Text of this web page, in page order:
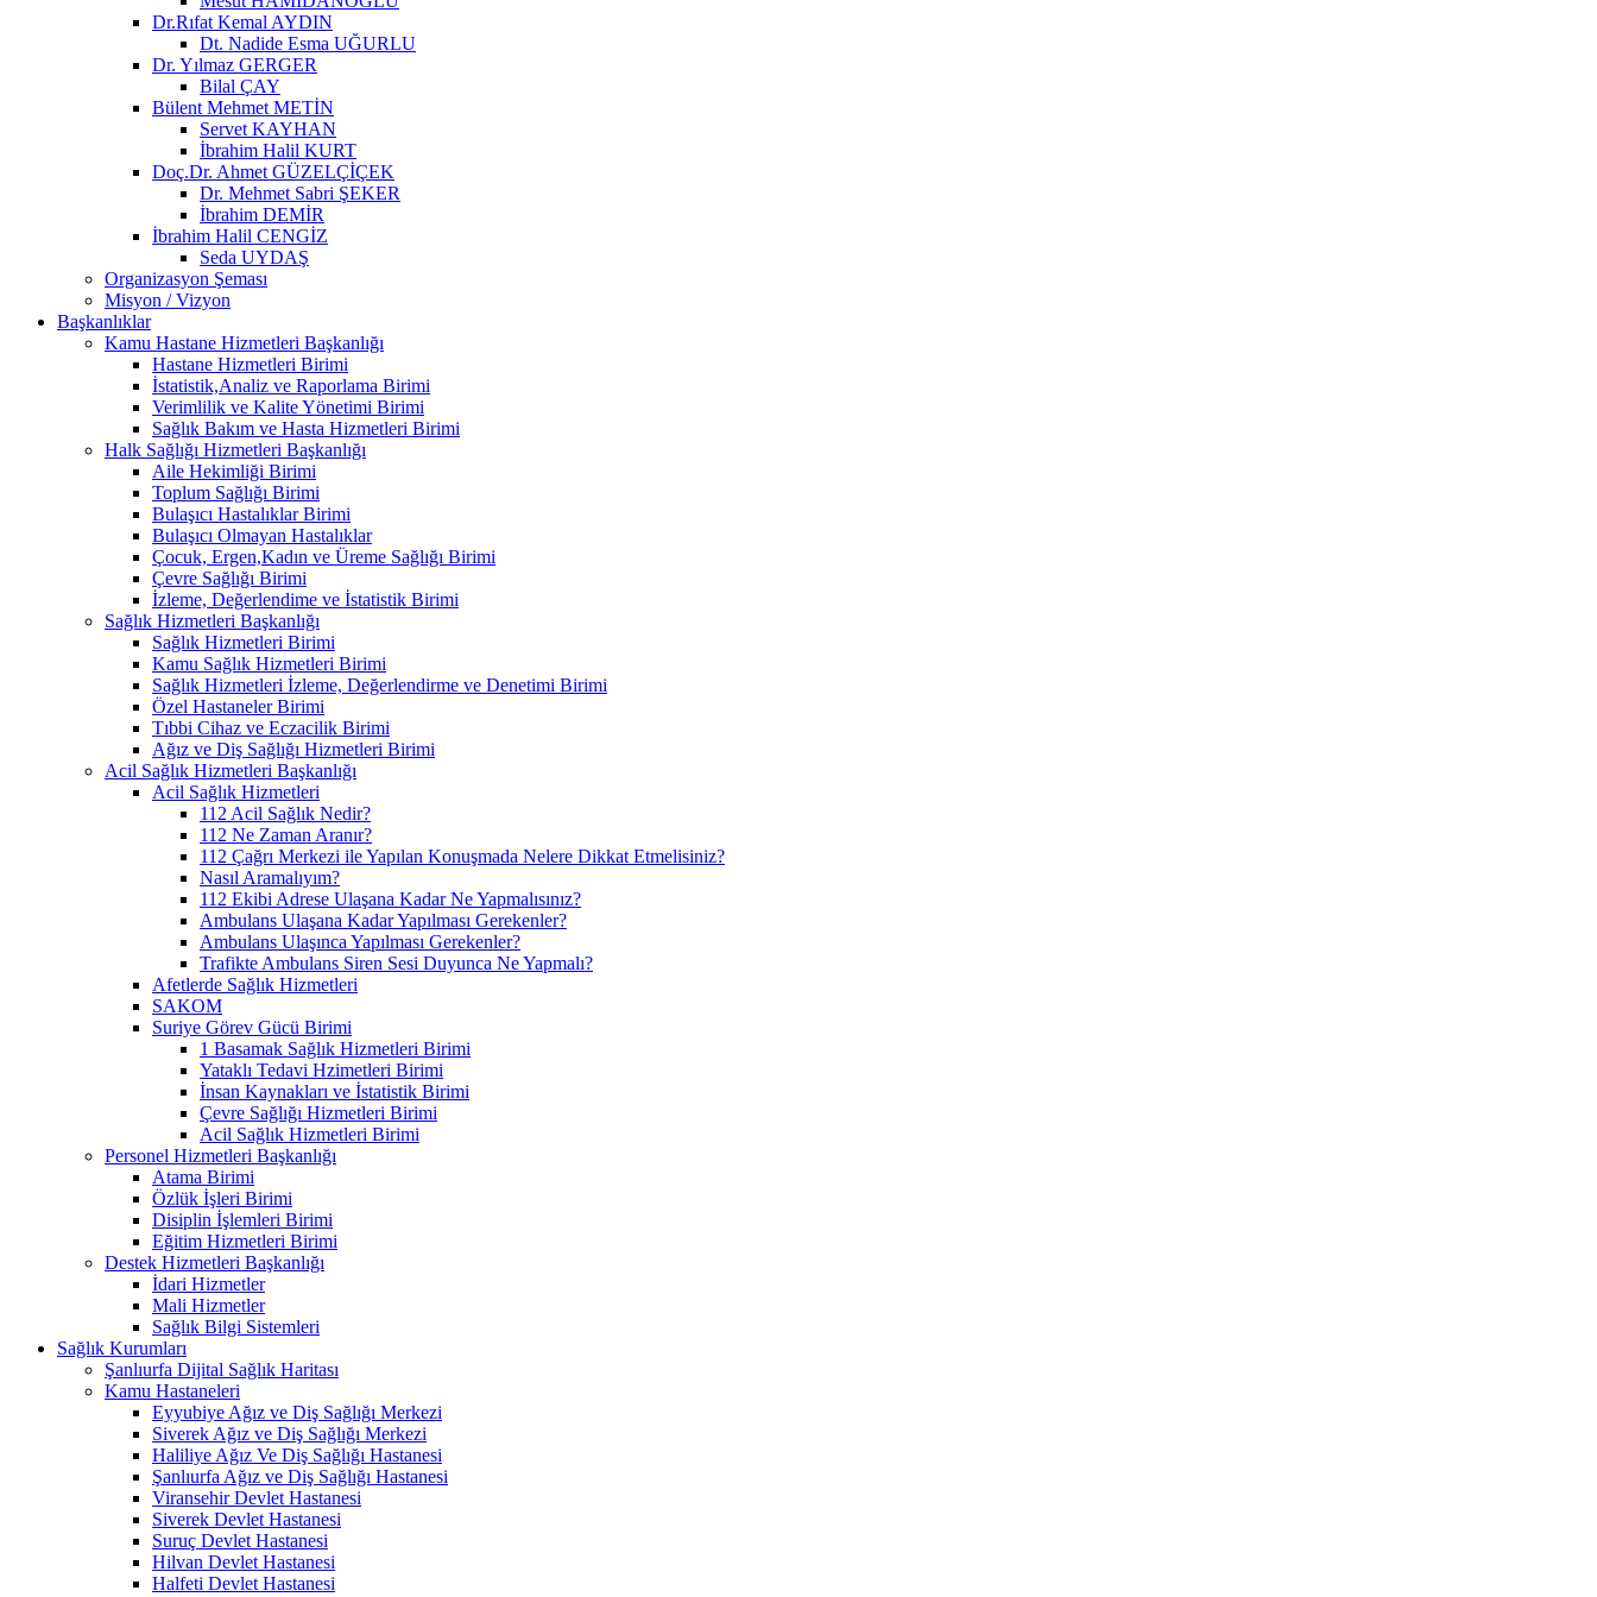
Dr.Rıfat Kemal AYDIN
Dt. Nadide Esma UĞURLU
Dr. Yılmaz GERGER
Bilal ÇAY
Bülent Mehmet METİN
Servet KAYHAN
İbrahim Halil KURT
Doç.Dr. Ahmet GÜZELÇİÇEK
Dr. Mehmet Sabri ŞEKER
İbrahim DEMİR
İbrahim Halil CENGİZ
Seda UYDAŞ
Organizasyon Şeması
Misyon / Vizyon
Başkanlıklar
Kamu Hastane Hizmetleri Başkanlığı
Hastane Hizmetleri Birimi
İstatistik,Analiz ve Raporlama Birimi
Verimlilik ve Kalite Yönetimi Birimi
Sağlık Bakım ve Hasta Hizmetleri Birimi
Halk Sağlığı Hizmetleri Başkanlığı
Aile Hekimliği Birimi
Toplum Sağlığı Birimi
Bulaşıcı Hastalıklar Birimi
Bulaşıcı Olmayan Hastalıklar
Çocuk, Ergen,Kadın ve Üreme Sağlığı Birimi
Çevre Sağlığı Birimi
İzleme, Değerlendime ve İstatistik Birimi
Sağlık Hizmetleri Başkanlığı
Sağlık Hizmetleri Birimi
Kamu Sağlık Hizmetleri Birimi
Sağlık Hizmetleri İzleme, Değerlendirme ve Denetimi Birimi
Özel Hastaneler Birimi
Tıbbi Cihaz ve Eczacilik Birimi
Ağız ve Diş Sağlığı Hizmetleri Birimi
Acil Sağlık Hizmetleri Başkanlığı
Acil Sağlık Hizmetleri
112 Acil Sağlık Nedir?
112 Ne Zaman Aranır?
112 Çağrı Merkezi ile Yapılan Konuşmada Nelere Dikkat Etmelisiniz?
Nasıl Aramalıyım?
112 Ekibi Adrese Ulaşana Kadar Ne Yapmalısınız?
Ambulans Ulaşana Kadar Yapılması Gerekenler?
Ambulans Ulaşınca Yapılması Gerekenler?
Trafikte Ambulans Siren Sesi Duyunca Ne Yapmalı?
Afetlerde Sağlık Hizmetleri
SAKOM
Suriye Görev Gücü Birimi
1 Basamak Sağlık Hizmetleri Birimi
Yataklı Tedavi Hzimetleri Birimi
İnsan Kaynakları ve İstatistik Birimi
Çevre Sağlığı Hizmetleri Birimi
Acil Sağlık Hizmetleri Birimi
Personel Hizmetleri Başkanlığı
Atama Birimi
Özlük İşleri Birimi
Disiplin İşlemleri Birimi
Eğitim Hizmetleri Birimi
Destek Hizmetleri Başkanlığı
İdari Hizmetler
Mali Hizmetler
Sağlık Bilgi Sistemleri
Sağlık Kurumları
Şanlıurfa Dijital Sağlık Haritası
Kamu Hastaneleri
Eyyubiye Ağız ve Diş Sağlığı Merkezi
Siverek Ağız ve Diş Sağlığı Merkezi
Haliliye Ağız Ve Diş Sağlığı Hastanesi
Şanlıurfa Ağız ve Diş Sağlığı Hastanesi
Viransehir Devlet Hastanesi
Siverek Devlet Hastanesi
Suruç Devlet Hastanesi
Hilvan Devlet Hastanesi
Halfeti Devlet Hastanesi